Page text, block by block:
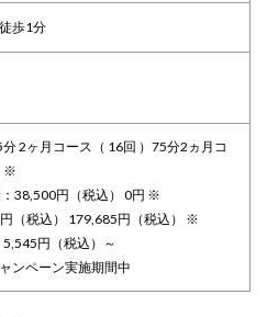
歩1分
2ヶ月コース（ 16回 ）75分2ヵ月コ
※
：38,500円（税込） 0円 ※
（税込） 179,685円（税込） ※
5,545円（税込）～
ンペーン実施期間中